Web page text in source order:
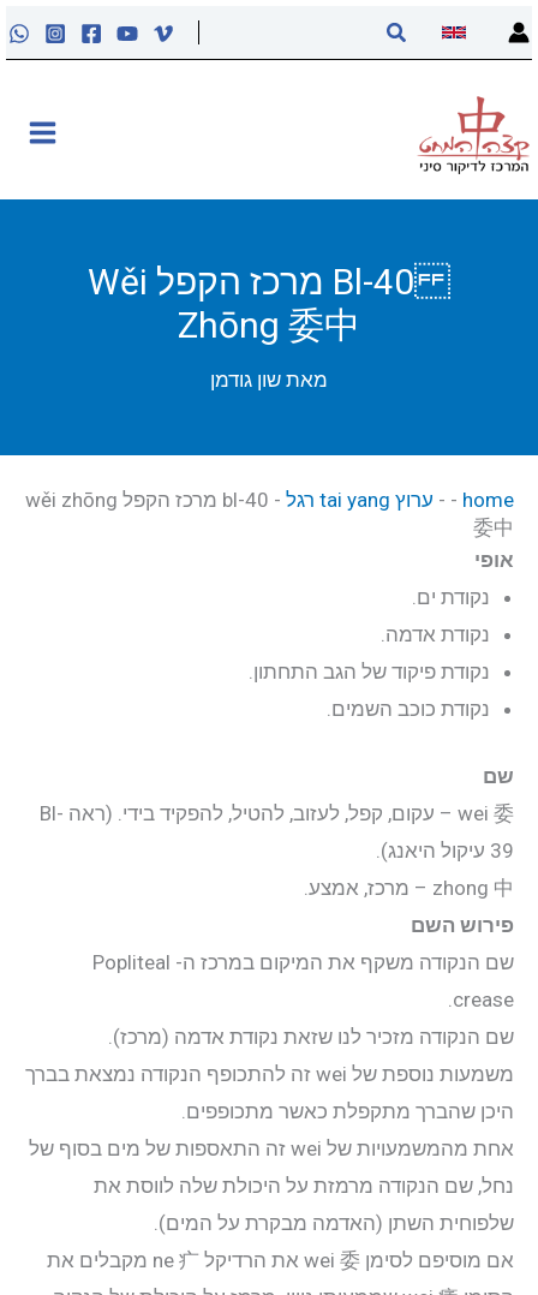
דילוג
לתוכן
חיפוש
Bl-40 מרכז הקפל Wěi
Zhōng 委中
מאת שון גודמן
home
-
- ערוץ tai yang רגל -
bl-40 מרכז הקפל wěi zhōng
委中
אופי
נקודת ים.
נקודת אדמה.
נקודת פיקוד של הגב התחתון.
נקודת כוכב השמים.
שם
wei 委 – עקום, קפל, לעזוב, להטיל, להפקיד בידי. (ראה Bl-
39 עיקול היאנג).
zhong 中 – מרכז, אמצע.
פירוש השם
שם הנקודה משקף את המיקום במרכז ה- Popliteal
crease.
שם הנקודה מזכיר לנו שזאת נקודת אדמה (מרכז).
משמעות נוספת של wei זה להתכופף הנקודה נמצאת בברך
היכן שהברך מתקפלת כאשר מתכופפים.
אחת מהמשמעויות של wei זה התאספות של מים בסוף של
נחל, שם הנקודה מרמזת על היכולת שלה לווסת את
שלפוחית השתן (האדמה מבקרת על המים).
אם מוסיפם לסימן wei 委 את הרדיקל ne 疒 מקבלים את
פוסטים
מאסטר טונג
נקודות הדיקור
יצירת קשר
התחבר